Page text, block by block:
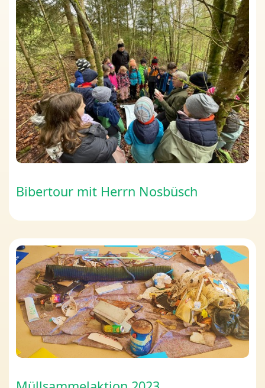
Bibertour mit Herrn Nosbüsch